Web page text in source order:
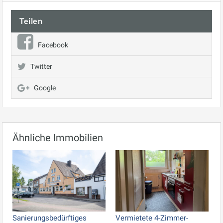
Teilen
Facebook
Twitter
Google
Ähnliche Immobilien
Sanierungsbedürftiges
Vermietete 4-Zimmer-